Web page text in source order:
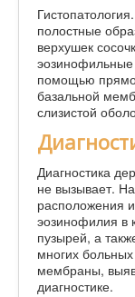
полостные
верхушек
помощью
базальной
слизистой
Диагностика
не вызывает.
расположения
эозинофилия в
пузырей, а
многих
мембраны,
диагностике.